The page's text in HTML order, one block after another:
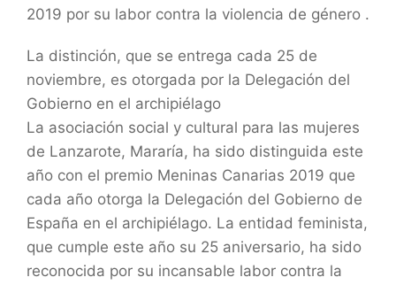
2019 por su labor contra la violencia de género .
La distinción, que se entrega cada 25 de
noviembre, es otorgada por la Delegación del
Gobierno en el archipiélago
La asociación social y cultural para las mujeres
de Lanzarote, Mararía, ha sido distinguida este
año con el premio Meninas Canarias 2019 que
cada año otorga la Delegación del Gobierno de
España en el archipiélago. La entidad feminista,
que cumple este año su 25 aniversario, ha sido
reconocida por su incansable labor contra la